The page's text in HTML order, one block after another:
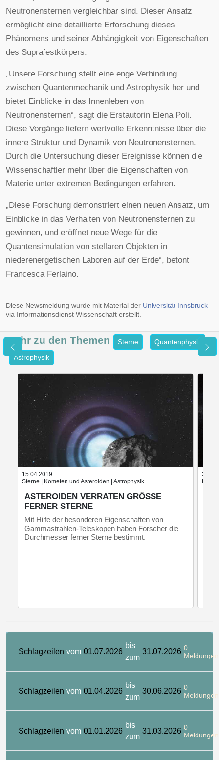
Neutronensternen vergleichbar sind. Dieser Ansatz
ermöglicht eine detaillierte Erforschung dieses
Phänomens und seiner Abhängigkeit von Eigenschaften
des Suprafestkörpers.
„Unsere Forschung stellt eine enge Verbindung
zwischen Quantenmechanik und Astrophysik her und
bietet Einblicke in das Innenleben von
Neutronensternen“, sagt die Erstautorin Elena Poli.
Diese Vorgänge liefern wertvolle Erkenntnisse über die
innere Struktur und Dynamik von Neutronensternen.
Durch die Untersuchung dieser Ereignisse können die
Wissenschaftler mehr über die Eigenschaften von
Materie unter extremen Bedingungen erfahren.
„Diese Forschung demonstriert einen neuen Ansatz, um
Einblicke in das Verhalten von Neutronensternen zu
gewinnen, und eröffnet neue Wege für die
Quantensimulation von stellaren Objekten in
niederenergetischen Laboren auf der Erde“, betont
Francesca Ferlaino.
Diese Newsmeldung wurde mit Material der Universität Innsbruck
via Informationsdienst Wissenschaft erstellt.
Mehr zu den Themen Sterne
Quantenphysik
Astrophysik
15.04.2019
Sterne | Kometen und Asteroiden | Astrophysik
ASTEROIDEN VERRATEN GRÖSSE F
ERNER STERNE
Mit Hilfe der besonderen Eigenschaften von
Gammastrahlen-Teleskopen haben Forscher die
Durchmesser ferner Sterne bestimmt.
Schlagzeilen vom 01.07.2026
bis
zum
31.07.2026 0
Meldungen
Schlagzeilen vom 01.04.2026
bis
zum
30.06.2026 0
Meldungen
Schlagzeilen vom 01.01.2026
bis
zum
31.03.2026 0
Meldungen